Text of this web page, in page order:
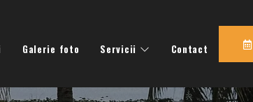
Galerie foto Servicii Contact